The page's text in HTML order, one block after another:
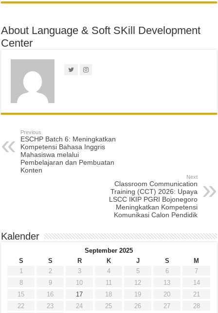
About Language & Soft SKill Development
Center
Previous
ESCHP Batch 6: Meningkatkan
Kompetensi Bahasa Inggris
Mahasiswa melalui
Pembelajaran dan Pembuatan
Konten
Next
Classroom Communication
Training (CCT) 2026: Upaya
LSCC IKIP PGRI Bojonegoro
Meningkatkan Kompetensi
Komunikasi Calon Pendidik
Kalender
September 2025
S
S R K J S
M
1
2 3 4 5 6
7
8
9 10 11 12 13
14
15
16 17 18 19 20
21
22
23 24 25 26 27
28